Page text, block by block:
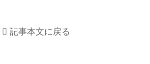
記事本文に戻る